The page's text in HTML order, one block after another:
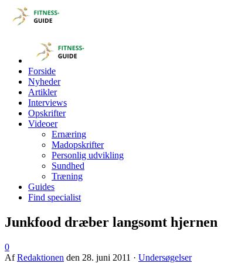
Forside
Nyheder
Artikler
Interviews
Opskrifter
Videoer
Ernæring
Madopskrifter
Personlig udvikling
Sundhed
Træning
Guides
Find specialist
Junkfood dræber langsomt hjernen
0
AfRedaktionen den 28. juni 2011 · Undersøgelser